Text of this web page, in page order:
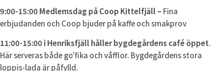
9:00-15:00 Medlemsdag på Coop Kittelfjäll – Fina
erbjudanden och Coop bjuder på kaffe och smakprov
11:00-15:00 i Henriksfjäll håller bygdegårdens café öppet.
Här serveras både go’fika och våfflor. Bygdegårdens stora
loppis-lada är påfylld.